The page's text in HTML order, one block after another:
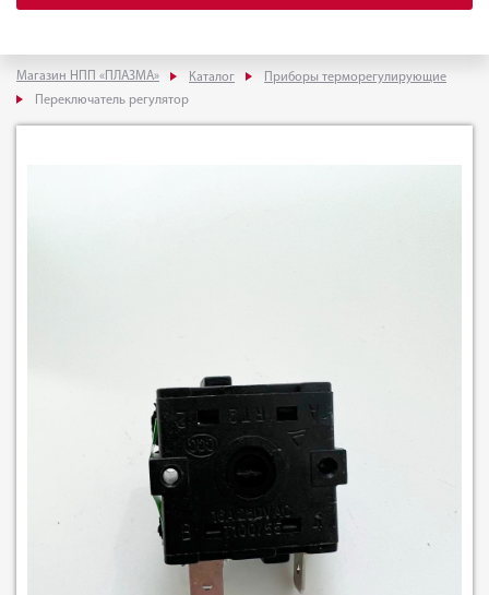
Магазин НПП «ПЛАЗМА» Каталог
Приборы терморегулирующие
Переключатель регулятор